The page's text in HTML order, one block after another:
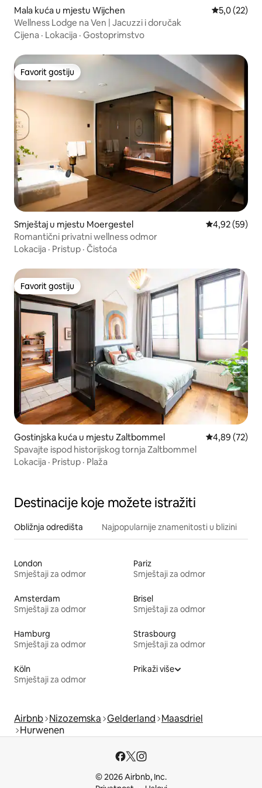
Mala kuća u mjestu Wijchen Prosječna
5,0 (22)
Wellness Lodge na Ven | Jacuzzi i doručak
Cijena · Lokacija · Gostoprimstvo
Favorit gostiju
Favorit gostiju
Smještaj u mjestu Moergestel Prosječna
4,92 (59)
Romantični privatni wellness odmor
Lokacija · Pristup · Čistoća
Favorit gostiju
Favorit gostiju
Gostinjska kuća u mjestu Zaltbommel Prosječna
4,89 (72)
Spavajte ispod historijskog tornja Zaltbommel
Lokacija · Pristup · Plaža
Destinacije koje možete istražiti
Obližnja odredišta Najpopularnije znamenitosti u blizini
London
Smještaji za odmor
Pariz
Smještaji za odmor
Amsterdam
Smještaji za odmor
Brisel
Smještaji za odmor
Hamburg
Smještaji za odmor
Strasbourg
Smještaji za odmor
Köln
Smještaji za odmor
Prikaži više
Airbnb Nizozemska Gelderland Maasdriel
Hurwenen
© 2026 Airbnb, Inc.